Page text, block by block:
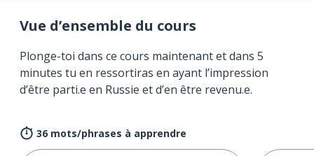
Vue d’ensemble du cours
Plonge-toi dans ce cours maintenant et dans 5
minutes tu en ressortiras en ayant l’impression
d’être parti.e en Russie et d’en être revenu.e.
36 mots/phrases à apprendre